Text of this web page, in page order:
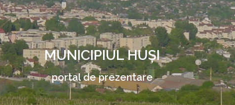
MUNICIPIUL HUȘI
portal de prezentare